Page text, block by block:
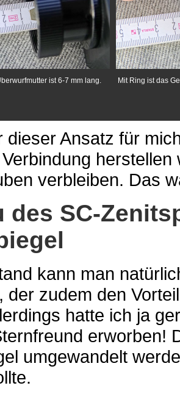
ist 6-7 mm lang. Mit Ring ist das
dieser Ansatz für
verbleiben. Das
des SC-
kann man
der zudem den
hatte ich ja
erworben!
umgewandelt